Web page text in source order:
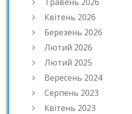
Квітень 2026
Березень 2026
Лютий 2026
Лютий 2025
Вересень 2024
Серпень 2023
Квітень 2023